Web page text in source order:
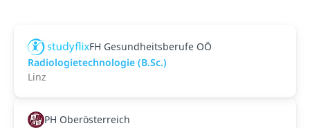
FH Gesundheitsberufe OÖ
Radiologietechnologie (B.Sc.)
Linz
PH Oberösterreich